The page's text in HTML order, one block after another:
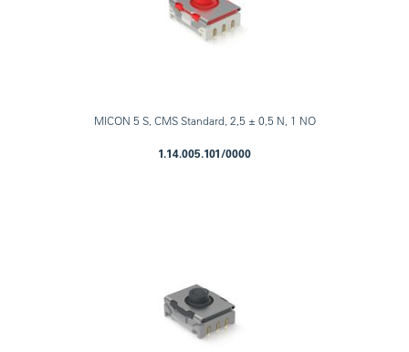
MICON 5 S, CMS Standard, 2,5 ± 0,5 N, 1 NO
1.14.005.101/0000